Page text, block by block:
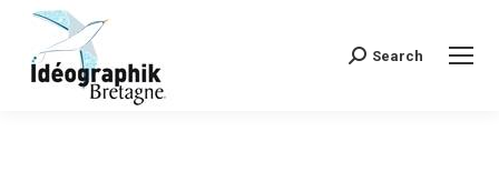
Recherche
Search